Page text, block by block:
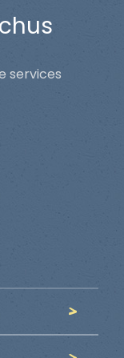
services